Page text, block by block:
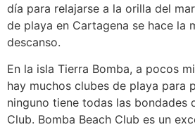
día para relajarse a la orilla del
de playa en Cartagena se hace la
descanso.
En la isla Tierra Bomba, a pocos
hay muchos clubes de playa para
ninguno tiene todas las bondades
Club. Bomba Beach Club es un